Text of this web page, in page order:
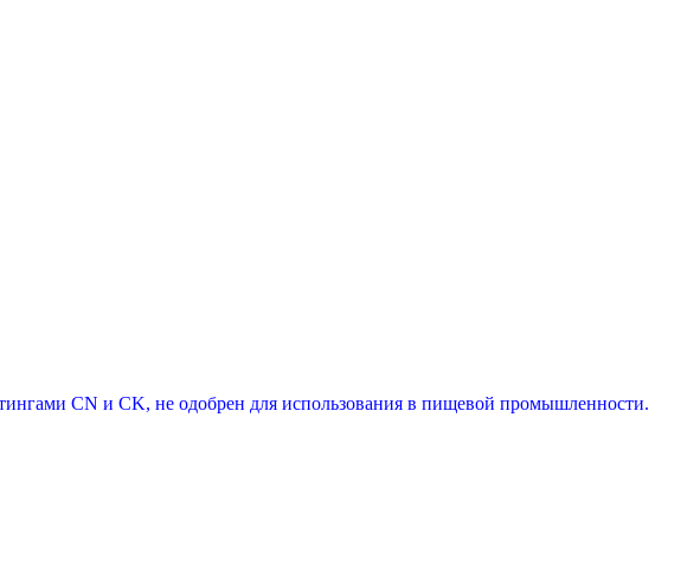
CN и CK, не одобрен для использования в пищевой промышленности.